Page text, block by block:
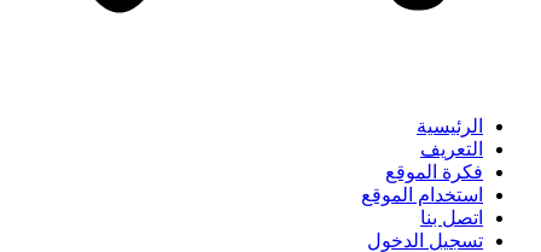
الرئيسية
التعريف
فكرة الموقع
استخدام الموقع
اتصل بنا
تسجيل الدخول